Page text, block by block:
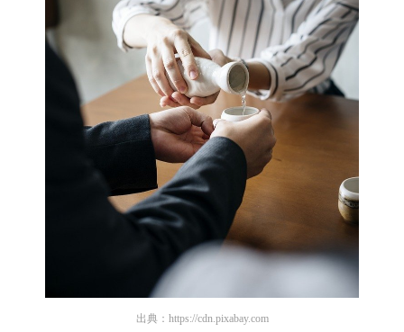
出典： https://cdn.pixabay.com